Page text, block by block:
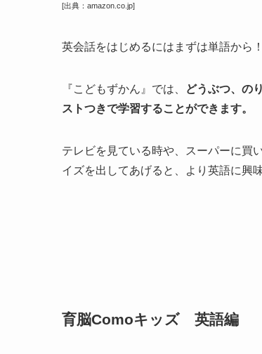
[出典：amazon.co.jp]
英会話をはじめるにはまずは単語から！
『こどもずかん』では、
どうぶつ、の
ストつきで学習することができます。
テレビを見ている時や、スーパーに買
イズを出してあげると、より英語に興
育脳Comoキッズ 英語編